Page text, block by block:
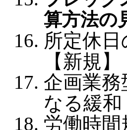
算方法の
所定休
【新規】
企画業
なる緩和
労働時